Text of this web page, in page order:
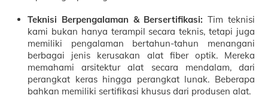
Teknisi Berpengalaman & Bersertifikasi: Tim teknisi
kami bukan hanya terampil secara teknis, tetapi juga
memiliki pengalaman bertahun-tahun menangani
berbagai jenis kerusakan alat fiber optik. Mereka
memahami arsitektur alat secara mendalam, dari
perangkat keras hingga perangkat lunak. Beberapa
bahkan memiliki sertifikasi khusus dari produsen alat.